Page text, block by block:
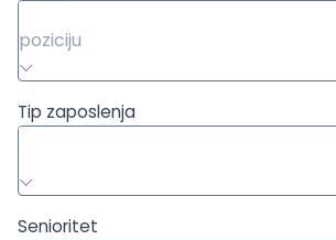
poziciju
Tip zaposlenja
Senioritet